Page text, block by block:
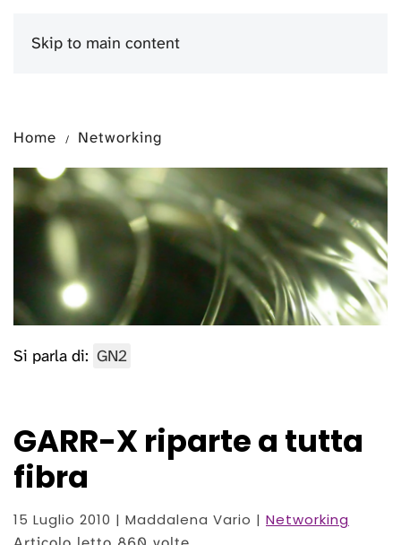
Skip to main content
Home Networking
Si parla di: GN2
GARR-X riparte a tutta
fibra
15 Luglio 2010 | Maddalena Vario | Networking